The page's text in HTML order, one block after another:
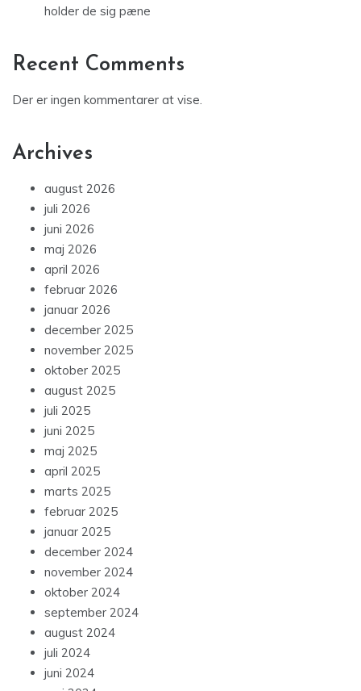
holder de sig pæne
Recent Comments
Der er ingen kommentarer at vise.
Archives
august 2026
juli 2026
juni 2026
maj 2026
april 2026
februar 2026
januar 2026
december 2025
november 2025
oktober 2025
august 2025
juli 2025
juni 2025
maj 2025
april 2025
marts 2025
februar 2025
januar 2025
december 2024
november 2024
oktober 2024
september 2024
august 2024
juli 2024
juni 2024